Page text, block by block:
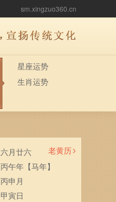
sm.xingzuo360.cn
星座运势
生肖运势
老黄历
六月廿六
丙午年【马年】
丙申月
甲寅日